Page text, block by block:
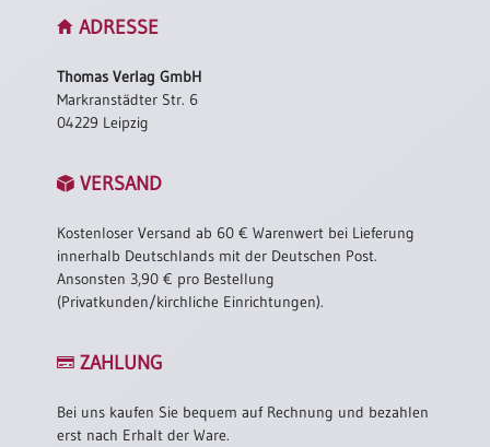
ADRESSE
Thomas Verlag GmbH
Markranstädter Str. 6
04229 Leipzig
VERSAND
Kostenloser Versand ab 60 € Warenwert bei Lieferung
innerhalb Deutschlands mit der Deutschen Post.
Ansonsten 3,90 € pro Bestellung
(Privatkunden/kirchliche Einrichtungen).
ZAHLUNG
Bei uns kaufen Sie bequem auf Rechnung und bezahlen
erst nach Erhalt der Ware.